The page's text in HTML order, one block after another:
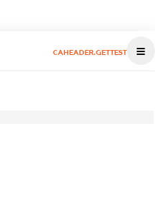
CAHEADER.GETTEST